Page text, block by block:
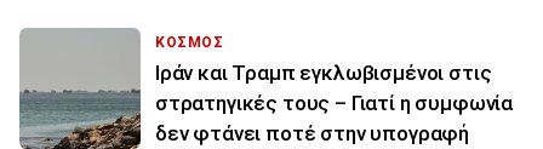
ΚΟΣΜΟΣ
Ιράν και Τραμπ εγκλωβισμένοι στις
στρατηγικές τους – Γιατί η συμφωνία
δεν φτάνει ποτέ στην υπογραφή